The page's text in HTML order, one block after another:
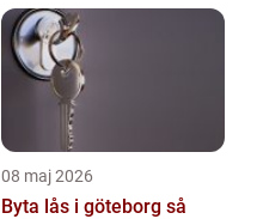
08 maj 2026
Byta lås i göteborg så